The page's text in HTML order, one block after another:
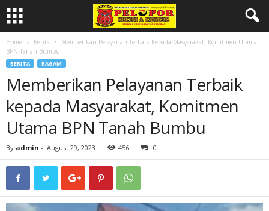
Home Berita
Memberikan Pelayanan Terbaik kepada Masyarakat, Komitmen Utama
BPN Tanah Bumbu
BERITA RAGAM
Memberikan Pelayanan Terbaik
kepada Masyarakat, Komitmen
Utama BPN Tanah Bumbu
By admin - August 29, 2023 456 0